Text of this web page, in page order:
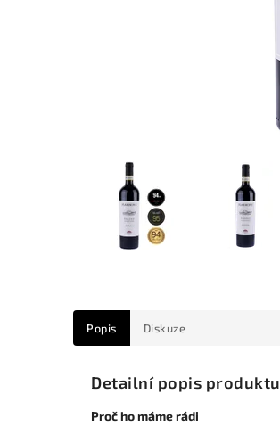
Popis Diskuze
Detailní popis produktu
Proč ho máme rádi